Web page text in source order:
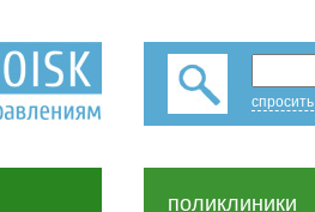
поликлиники